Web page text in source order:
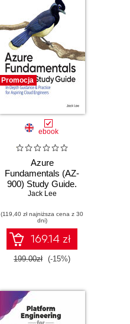
Promocja
ebook
Azure
Fundamentals (AZ-
900) Study Guide.
In-Depth Guidance
Aspiring Cloud
Engineers
Jack Lee
(119,40 zł najniższa cena z 30
dni)
169.14 zł
199.00zł (-15%)